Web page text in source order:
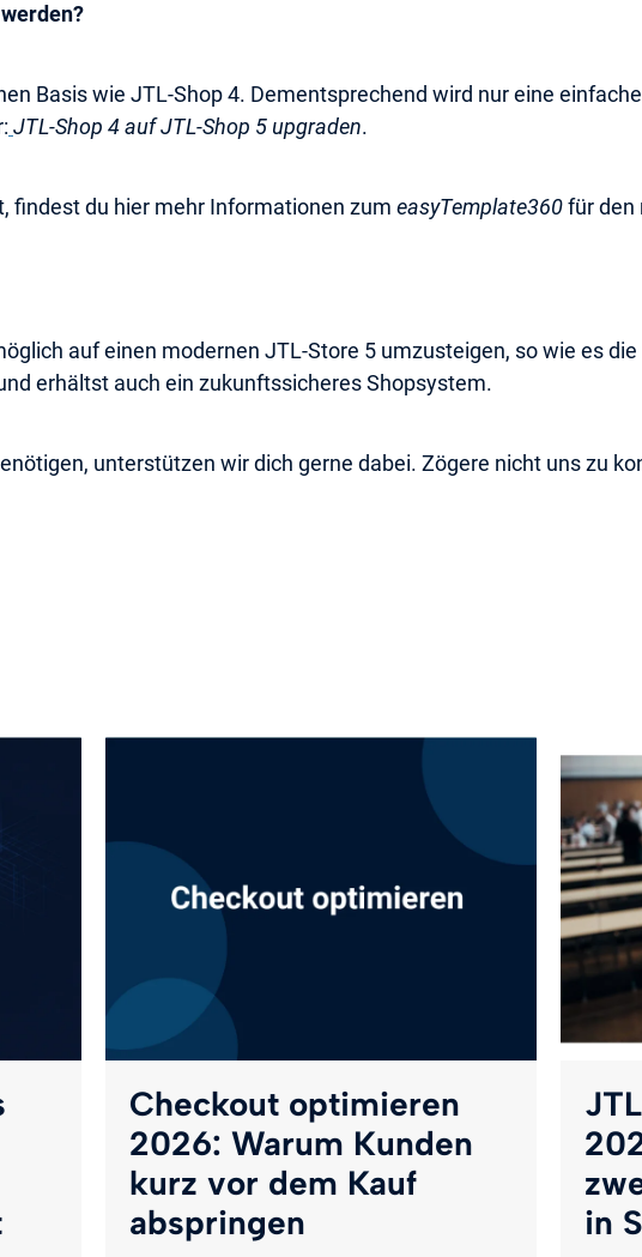
Basis wie JTL-Shop 4. Dementsprechend wird nur eine
JTL-Shop 4 auf JTL-Shop 5 upgraden.
findest du hier mehr Informationen zum easyTemplate360für den
auf einen modernen JTL-Store 5 umzusteigen, so wie es
erhältst auch ein zukunftssicheres Shopsystem.
unterstützen wir dich gerne dabei. Zögere nicht uns zu
Checkout optimieren
2026: Warum Kunden
kurz vor dem Kauf
abspringen
in